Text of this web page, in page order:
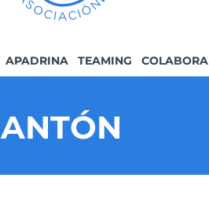
APADRINA TEAMING COLABORA
ANTÓN